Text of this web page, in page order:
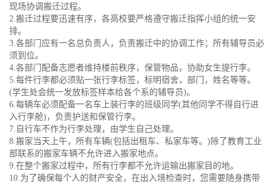
现场协调搬迁过程。
2.搬迁过程要迅速有序，各高校要严格遵守搬迁指挥小组的统一安
排。
3.各部门应有一名总负责人，负责搬迁中的协调工作；所有辅导员必
须到位。
4.各部门配备志愿者维持楼前秩序，保管物品，协助女生提行李。
5.每件行李都必须贴一张行李标签，标明宿舍，部门，姓名等等。
(学生处会统一发放标签样本给各个系的辅导员)。
6.每辆车必须配备一名车上装行李的班级同学(其他同学不得自行进
入行李舱)，负责护送和保管行李。
7.自行车不作为行李处理，由学生自己处理。
8.搬家当天上午，所有车辆(包括出租车、私家车等。)除了教育工业
部联系的搬家车辆不允许进入搬家地点。
9.在整个搬家过程中，所有行李都不允许运输出搬家目的地。
10.为了确保每个人的财产安全，在出入境检查时，您需要随身携带